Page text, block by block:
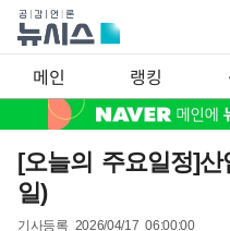
메인 랭킹
[오늘의 주요일정]산
일)
기사등록 2026/04/17 06:00:00